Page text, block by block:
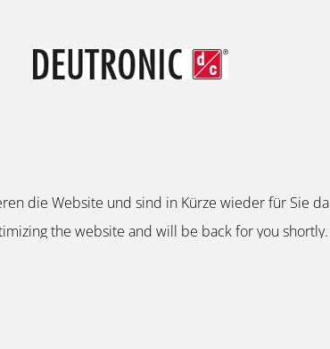
die Website und sind in Kürze wieder für Sie
the website and will be back for you shortly.